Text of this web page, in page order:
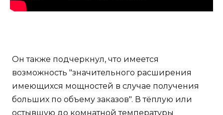
Он также подчеркнул, что имеется
возможность "значительного расширения
имеющихся мощностей в случае получения
больших по объему заказов". В тёплую или
остывшую до комнатной температуры